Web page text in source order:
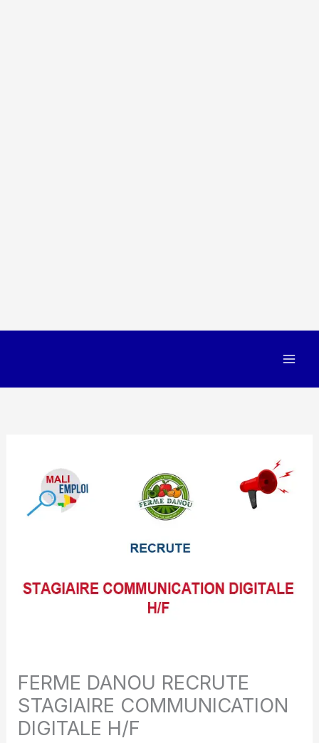
FERME DANOU RECRUTE
STAGIAIRE COMMUNICATION
DIGITALE H/F